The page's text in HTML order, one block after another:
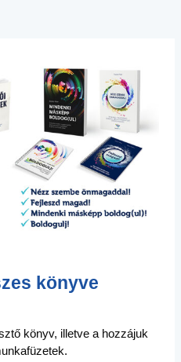
könyve
könyv, illetve a hozzájuk